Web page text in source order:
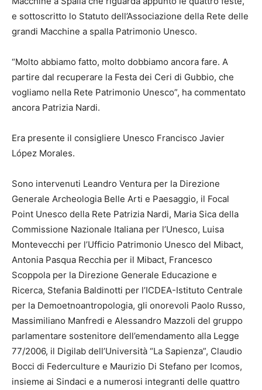
e sottoscritto lo Statuto dell’Associazione della Rete delle
grandi Macchine a spalla Patrimonio Unesco.
“Molto abbiamo fatto, molto dobbiamo ancora fare. A
partire dal recuperare la Festa dei Ceri di Gubbio, che
vogliamo nella Rete Patrimonio Unesco”, ha commentato
ancora Patrizia Nardi.
Era presente il consigliere Unesco Francisco Javier
López Morales.
Sono intervenuti Leandro Ventura per la Direzione
Generale Archeologia Belle Arti e Paesaggio, il Focal
Point Unesco della Rete Patrizia Nardi, Maria Sica della
Commissione Nazionale Italiana per l’Unesco, Luisa
Montevecchi per l’Ufficio Patrimonio Unesco del Mibact,
Antonia Pasqua Recchia per il Mibact, Francesco
Scoppola per la Direzione Generale Educazione e
Ricerca, Stefania Baldinotti per l’ICDEA-Istituto Centrale
per la Demoetnoantropologia, gli onorevoli Paolo Russo,
Massimiliano Manfredi e Alessandro Mazzoli del gruppo
parlamentare sostenitore dell’emendamento alla Legge
77/2006, il Digilab dell’Università “La Sapienza”, Claudio
Bocci di Federculture e Maurizio Di Stefano per Icomos,
insieme ai Sindaci e a numerosi integranti delle quattro